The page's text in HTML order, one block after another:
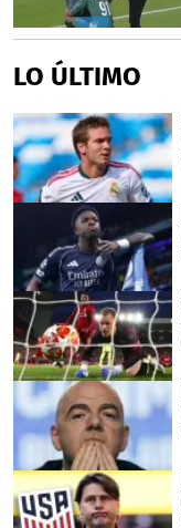
LO ÚLTIMO